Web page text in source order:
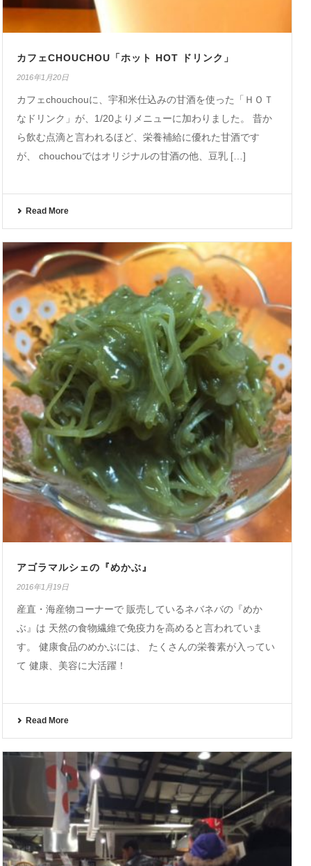
カフェCHOUCHOU「ホット HOT ドリンク」
2016年1月20日
カフェchouchouに、宇和米仕込みの甘酒を使った「ＨＯＴ
なドリンク」が、1/20よりメニューに加わりました。 昔か
ら飲む点滴と言われるほど、栄養補給に優れた甘酒です
が、 chouchouではオリジナルの甘酒の他、豆乳 […]
Read More
アゴラマルシェの『めかぶ』
2016年1月19日
産直・海産物コーナーで 販売しているネバネバの『めか
ぶ』は 天然の食物繊維で免疫力を高めると言われていま
す。 健康食品のめかぶには、 たくさんの栄養素が入ってい
て 健康、美容に大活躍！
Read More